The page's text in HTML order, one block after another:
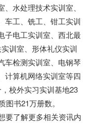
水处理技术实训室、
车工、铣工、钳工实训
子电工实训室、西北最
训室、形体礼仪实训
车检测实训室、电钢琴
计算机网络实训室等四
校外实习实训基地23
书21万册数。
要了解更多相关资讯内